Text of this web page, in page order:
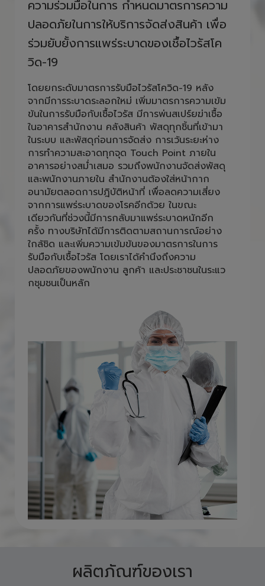
เราพร้อมยึดมั่น และปฏิบัติตามปฏิญญา
ความร่วมมือในการ กำหนดมาตรการความ
ปลอดภัยในการให้บริการจัดส่งสินค้า เพื่อ
วิด-19
โดยยกระดับมาตรการรับมือไวรัสโควิด-19 หลัง
จากมีการระบาดระลอกใหม่ เพิ่มมาตรการความเข้ม
ข้นในการรับมือกับเชื้อไวรัส มีการพ่นสเปร์ยฆ่าเชื้อ
ในอาคารสำนักงาน คลังสินค้า พัสดุทุกชิ้นที่เข้ามา
ในระบบ และพัสดุก่อนการจัดส่ง การเว้นระยะห่าง
การทำความสะอาดทุกจุด Touch Point ภายใน
อาคารอย่างสม่ำเสมอ รวมถึงพนักงานจัดส่งพัสดุ
และพนักงานภายใน สำนักงานต้องใส่หน้ากาก
อนามัยตลอดการปฎิบัติหน้าที่ เพื่อลดความเสี่ยง
จากการแพร่ระบาดของโรคอีกด้วย ในขณะ
เดียวกันที่ช่วงนี้มีการกลับมาแพร่ระบาดหนักอีก
ครั้ง ทางบริษัทได้มีการติดตามสถานการณ์อย่าง
ใกล้ชิด และเพิ่มความเข้มข้นของมาตรการในการ
รับมือกับเชื้อไวรัส โดยเราได้คำนึงถึงความ